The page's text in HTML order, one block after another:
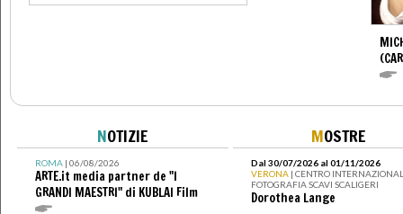
NOTIZIE
ROMA| 06/08/2026
ARTE.it media partner de "I
GRANDI MAESTRI" di KUBLAI Film
MOSTRE
Dal 30/07/2026 al 01/11/2026
VERONA | CENTRO
FOTOGRAFIA SCAVI SCALIGERI
Dorothea Lange